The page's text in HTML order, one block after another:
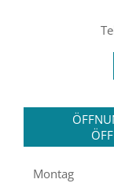
Montag